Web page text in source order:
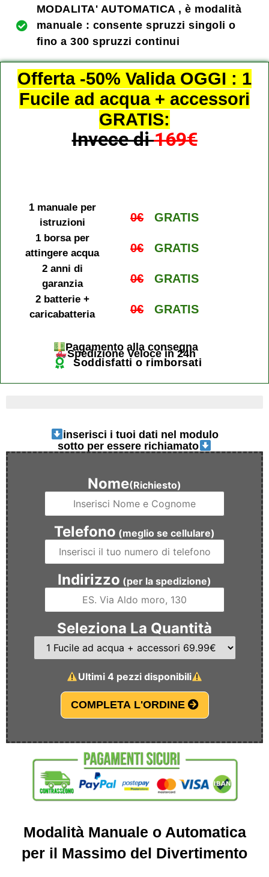
MODALITA' AUTOMATICA , è modalità
manuale : consente spruzzi singoli o
fino a 300 spruzzi continui
Offerta -50% Valida OGGI : 1
Fucile ad acqua + accessori
GRATIS:
Invece di169€
1 manuale per
istruzioni
1 borsa per
attingere acqua
2 anni di
garanzia
2 batterie +
caricabatteria
0€ GRATIS
0€ GRATIS
0€ GRATIS
0€ GRATIS
Pagamento alla consegna
Spedizione Veloce in 24h
Soddisfatti o rimborsati
inserisci i tuoi dati nel modulo
sotto per essere richiamato
Nome(Richiesto)
Telefono (meglio se cellulare)
Indirizzo (per la spedizione)
Seleziona La Quantità
Ultimi 4 pezzi disponibili
COMPLETA L'ORDINE
Modalità Manuale o Automatica
per il Massimo del Divertimento